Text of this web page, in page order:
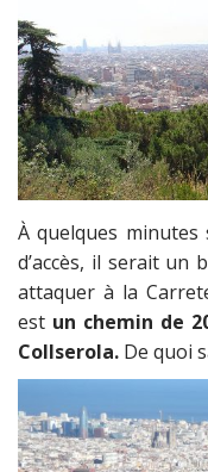
À quelques minutes
d’accès, il serait un
attaquer à la
est un chemin de
Collserola. De quoi